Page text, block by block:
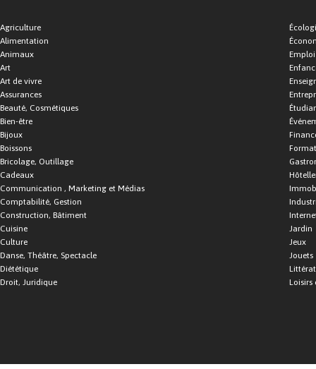
Agriculture
Alimentation
Animaux
Art
Art de vivre
Assurances
Beauté, Cosmétiques
Bien-être
Bijoux
Boissons
Bricolage, Outillage
Cadeaux
Communication , Marketing et Médias
Comptabilité, Gestion
Construction, Bâtiment
Cuisine
Culture
Danse, Théâtre, Spectacle
Diététique
Droit, Juridique
Emploi
Jardin
Jeux
Jouets
Loisirs